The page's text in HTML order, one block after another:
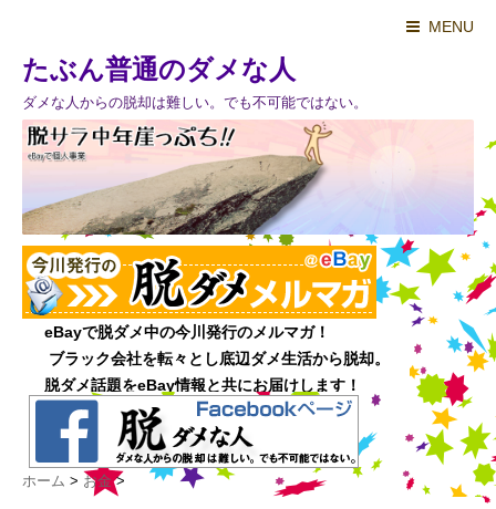
MENU
たぶん普通のダメな人
ダメな人からの脱却は難しい。でも不可能ではない。
ホーム > お金 >